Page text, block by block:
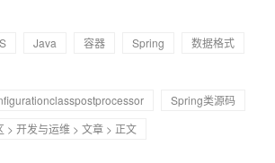
Java 容器 Spring
数据格式
Spring类源码
> 开发与运维 > 文章 > 正文